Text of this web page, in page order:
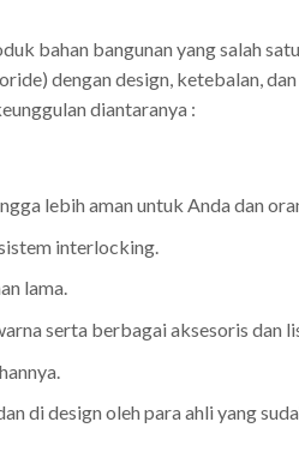
bahan bangunan yang salah
dengan design, ketebalan,
diantaranya :
lebih aman untuk Anda dan
interlocking.
lama.
serta berbagai aksesoris dan
di design oleh para ahli yang